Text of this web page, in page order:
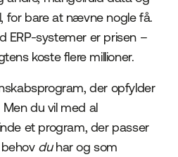
for bare at nævne nogle få.
ERP-systemer er prisen –
koste flere millioner.
der opfylder
Men du vil med al
et program, der passer
duhar og som